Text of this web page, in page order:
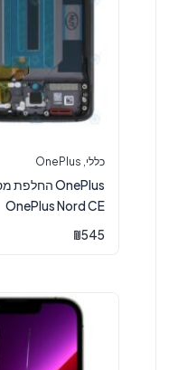
כללי OnePlus
OnePlus Nord CE
₪545